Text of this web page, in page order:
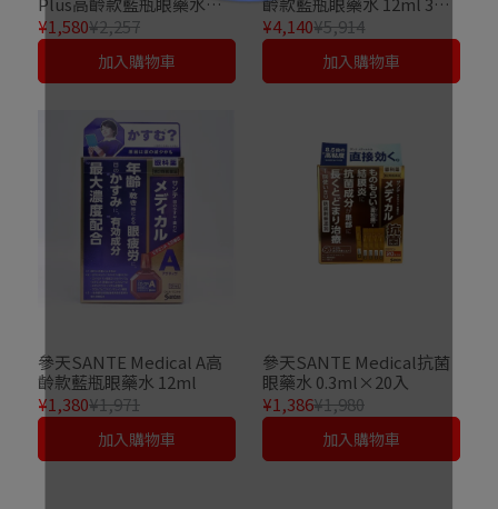
12ml
¥1,580¥2,257
加入購物車
套裝
¥4,140¥5,914
加入購物車
參天SANTE Medical A高
齡款藍瓶眼藥水 12ml
¥1,380¥1,971
加入購物車
參天SANTE Medical抗菌
眼藥水 0.3ml×20入
¥1,386¥1,980
加入購物車